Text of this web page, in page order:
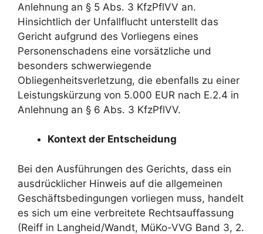
Anlehnung an § 5 Abs. 3 KfzPflVV an.
Hinsichtlich der Unfallflucht unterstellt das
Gericht aufgrund des Vorliegens eines
Personenschadens eine vorsätzliche und
besonders schwerwiegende
Obliegenheitsverletzung, die ebenfalls zu einer
Leistungskürzung von 5.000 EUR nach E.2.4 in
Anlehnung an § 6 Abs. 3 KfzPflVV.
Kontext der Entscheidung
Bei den Ausführungen des Gerichts, dass ein
ausdrücklicher Hinweis auf die allgemeinen
Geschäftsbedingungen vorliegen muss, handelt
es sich um eine verbreitete Rechtsauffassung
(Reiff in Langheid/Wandt, MüKo-VVG Band 3, 2.